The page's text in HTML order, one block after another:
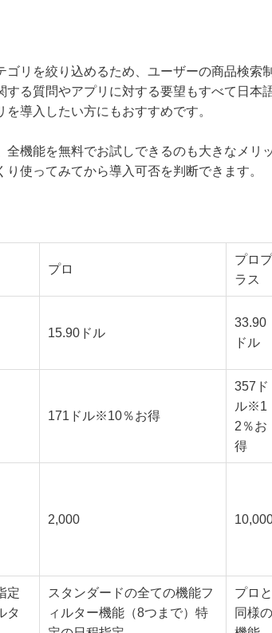
リを絞り込めるため、ユーザーの商品検索制
る質問やアプリに対する要望もすべて日本
導入したい方にもおすすめです。
機能を無料でお試しできるのも大きなメリ
使ってみてから導入可否を判断できます。
プロ
プロプ
ラス
15.90ドル
33.90
ドル
171ドル※10％お得
357ド
ル※1
2％お
得
2,000
定
タ
スタンダードの全ての機能フ
ィルター機能（8つまで）特
プロと
同様の